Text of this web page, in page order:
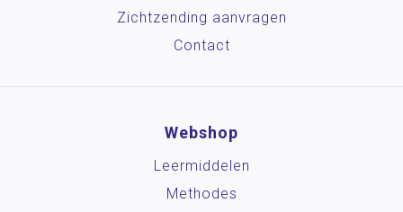
Zichtzending aanvragen
Contact
Webshop
Leermiddelen
Methodes